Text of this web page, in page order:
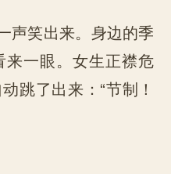
声笑出来。身边的季
一眼。女生正襟危
跳了出来：“节制！